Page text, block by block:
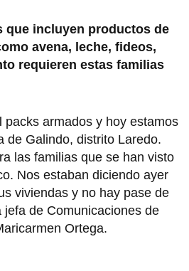
que incluyen productos de
avena, leche, fideos,
requieren estas familias
packs armados y hoy estamos
de Galindo, distrito Laredo.
las familias que se han visto
Nos estaban diciendo ayer
viviendas y no hay pase de
de Comunicaciones de
Ortega.